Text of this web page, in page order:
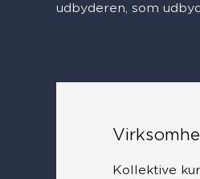
udbyderen, som
Kollektive